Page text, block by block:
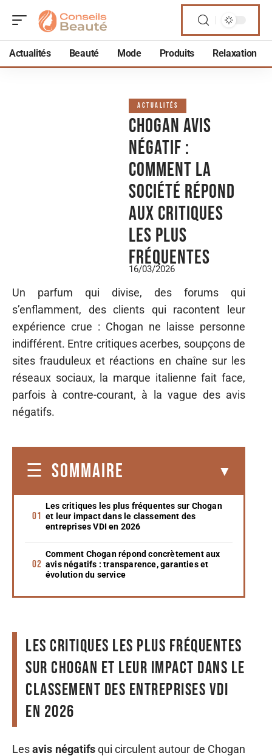
Actualités Beauté Mode Produits Relaxation
ACTUALITÉS
Chogan Avis
Négatif :
comment la
société répond
aux critiques
les plus
fréquentes
16/03/2026
Un parfum qui divise, des forums qui
s’enflamment, des clients qui racontent leur
expérience crue : Chogan ne laisse personne
indifférent. Entre critiques acerbes, soupçons de
sites frauduleux et réactions en chaîne sur les
réseaux sociaux, la marque italienne fait face,
parfois à contre-courant, à la vague des avis
négatifs.
SOMMAIRE
Les critiques les plus fréquentes sur Chogan
et leur impact dans le classement des
entreprises VDI en 2026
Comment Chogan répond concrètement aux
avis négatifs : transparence, garanties et
évolution du service
Les critiques les plus fréquentes
sur Chogan et leur impact dans le
classement des entreprises VDI
en 2026
Lesavis négatifsqui circulent autour de Chogan